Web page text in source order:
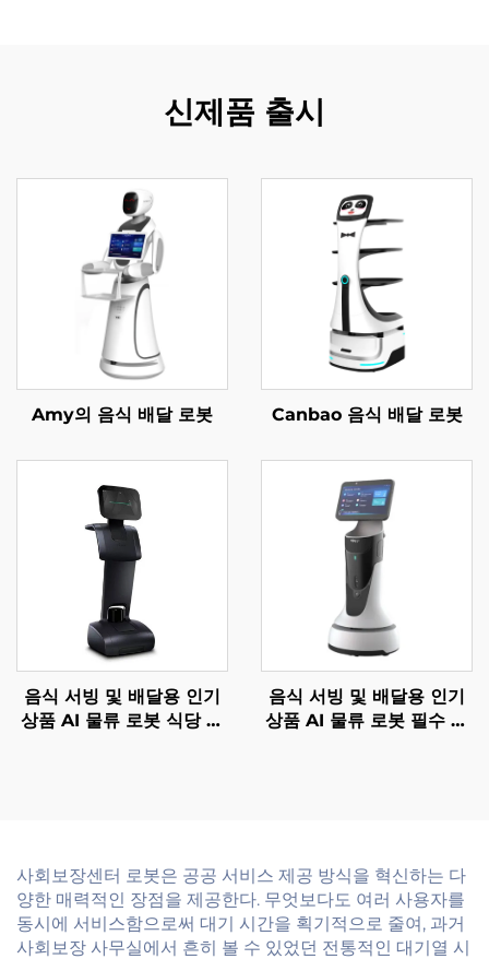
신제품 출시
Amy의 음식 배달 로봇 Canbao 음식 배달 로봇
음식 서빙 및 배달용 인기
상품 AI 물류 로봇 식당 및
음식 서빙 및 배달용 인기
상품 AI 물류 로봇 필수 서
사회보장센터 로봇은 공공 서비스 제공 방식을 혁신하는 다
양한 매력적인 장점을 제공한다. 무엇보다도 여러 사용자를
동시에 서비스함으로써 대기 시간을 획기적으로 줄여, 과거
사회보장 사무실에서 흔히 볼 수 있었던 전통적인 대기열 시